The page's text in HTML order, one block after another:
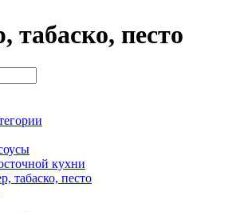
табаско, песто
кухни
табаско, песто